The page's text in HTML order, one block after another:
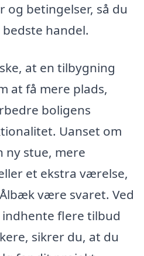
og betingelser, så du
handel.
at en tilbygning
at få mere plads,
boligens
Uanset om
ny stue, mere
et ekstra værelse,
være svaret. Ved
flere tilbud
sikrer du, at du